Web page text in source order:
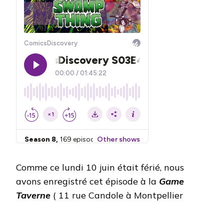
Comme ce lundi 10 juin était férié, nous
avons enregistré cet épisode à la Game
Taverne ( 11 rue Candole à Montpellier